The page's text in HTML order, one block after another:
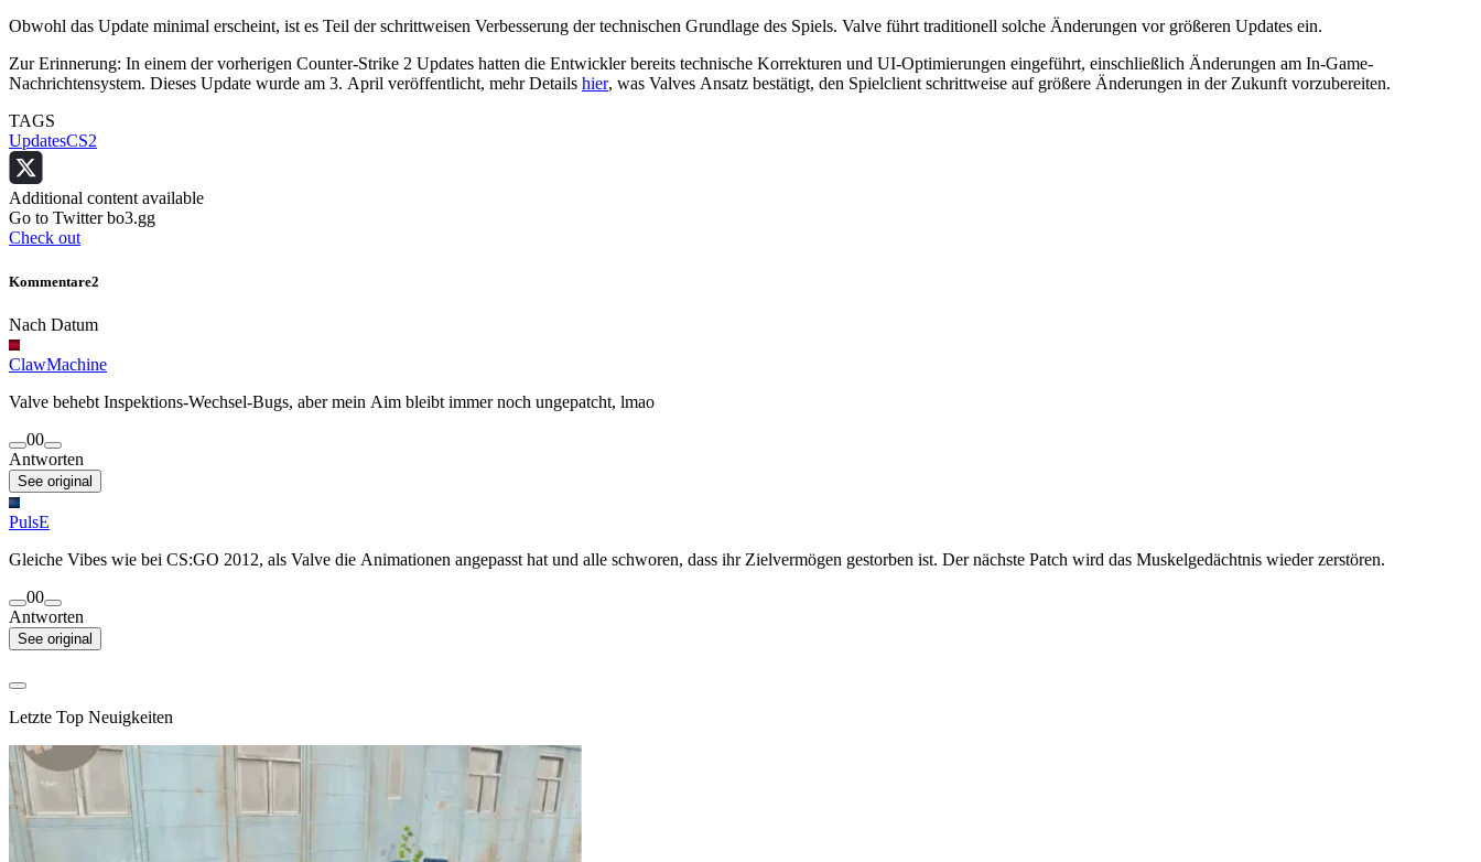
Obwohl das Update minimal erscheint, ist es Teil der schrittweisen Verbesserung der technischen Grundlage des Spiels. Valve führt traditionell solche Änderungen vor größeren Updates ein.
Zur Erinnerung: In einem der vorherigen Counter-Strike 2 Updates hatten die Entwickler bereits technische Korrekturen und UI-Optimierungen eingeführt, einschließlich Änderungen am In-Game-
Nachrichtensystem. Dieses Update wurde am 3. April veröffentlicht, mehr Details hier, was Valves Ansatz bestätigt, den Spielclient schrittweise auf größere Änderungen in der Zukunft vorzubereiten.
TAGS
UpdatesCS2
Additional content available
Go to Twitter bo3.gg
Check out
Kommentare2
Nach Datum
ClawMachine
Valve behebt Inspektions-Wechsel-Bugs, aber mein Aim bleibt immer noch ungepatcht, lmao
00
Antworten
See original
PulsE
Gleiche Vibes wie bei CS:GO 2012, als Valve die Animationen angepasst hat und alle schworen, dass ihr Zielvermögen gestorben ist. Der nächste Patch wird das Muskelgedächtnis wieder zerstören.
00
Antworten
See original
Letzte Top Neuigkeiten